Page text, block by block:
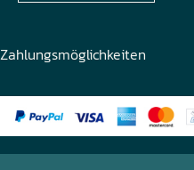
Zahlungsmöglichkeiten